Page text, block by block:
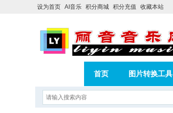
设为首页 AI音乐 积分商城 积分充值 收藏本站
首页 图片转换工具